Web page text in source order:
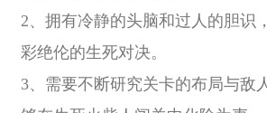
2、拥有冷静的头脑和过人的胆识
彩绝伦的生死对决。
3、需要不断研究关卡的布局与敌